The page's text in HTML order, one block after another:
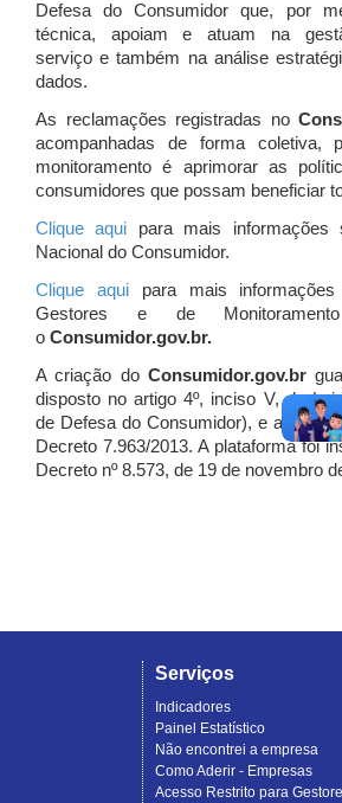
Defesa do Consumidor que, por
técnica, apoiam e atuam na
serviço e também na análise
dados.
As reclamações registradas no
acompanhadas de forma coletiva,
monitoramento é aprimorar as
consumidores que possam beneficiar
Clique aqui para mais informações
Nacional do Consumidor.
Clique aquipara mais
Gestores e de
o Consumidor.gov.br.
A criação do Consumidor.gov.br
disposto no artigo 4º, inciso V, da Lei
de Defesa do Consumidor), e artigo
Decreto 7.963/2013. A plataforma foi
Decreto nº 8.573, de 19 de novembro
Serviços
Indicadores
Painel Estatístico
Não encontrei a empresa
Como Aderir - Empresas
Acesso Restrito para